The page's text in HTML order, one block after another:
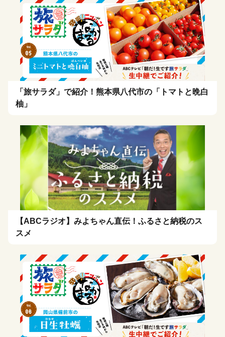
「旅サラダ」で紹介！熊本県八代市の「トマトと晩白
柚」
【ABCラジオ】みよちゃん直伝！ふるさと納税のス
スメ